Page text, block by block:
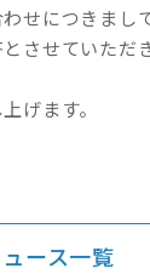
せにつきまし
させていただ
げます。
ース一覧